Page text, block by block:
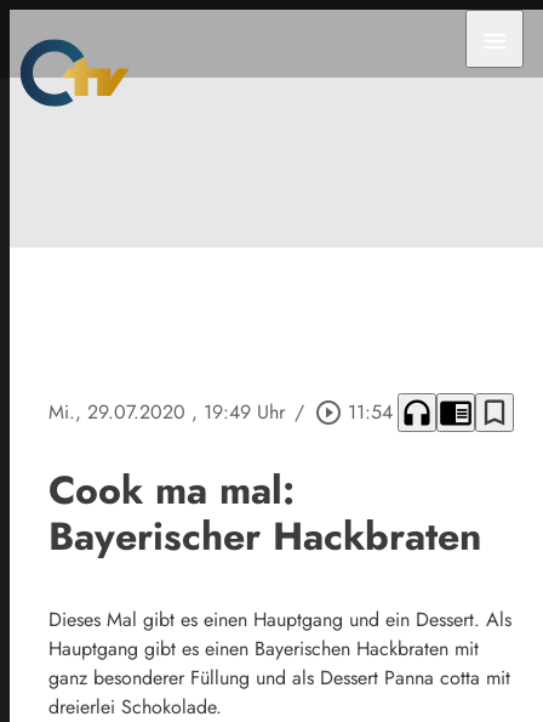
Mi., 29.07.2020 , 19:49 Uhr / play_circle_outline 11:54 headphones chrome_reader_mode bookmark_border
Cook ma mal:
Bayerischer Hackbraten
Dieses Mal gibt es einen Hauptgang und ein Dessert. Als
Hauptgang gibt es einen Bayerischen Hackbraten mit
ganz besonderer Füllung und als Dessert Panna cotta mit
dreierlei Schokolade.